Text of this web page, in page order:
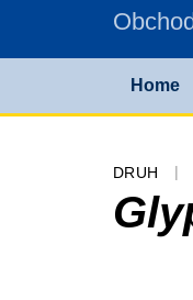
Home
DRUH